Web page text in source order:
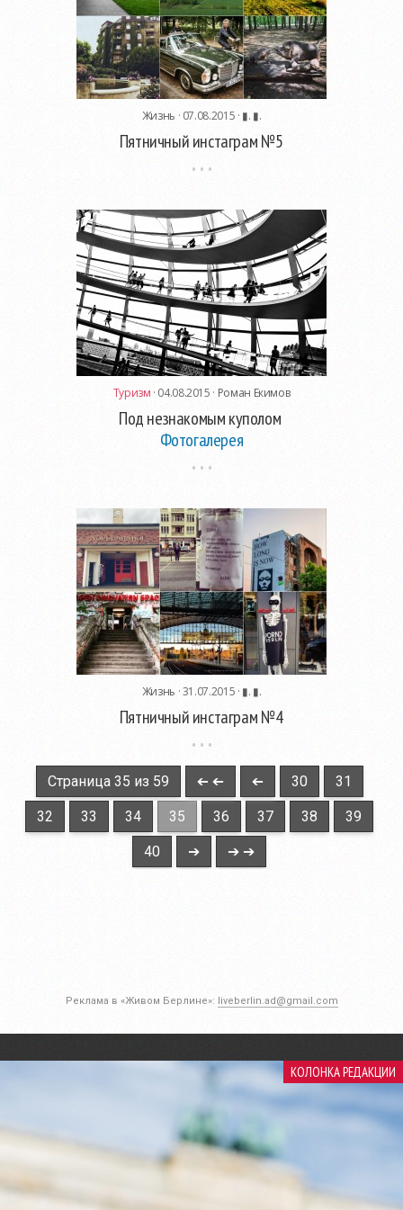
Жизнь · 07.08.2015 · ▮. ▮.
Пятничный инстаграм №5
Туризм · 04.08.2015 · Роман Екимов
Под незнакомым куполом
Фотогалерея
Жизнь · 31.07.2015 · ▮. ▮.
Пятничный инстаграм №4
Страница 35 из 59 ➔ ➔ ➔ 30 31
32 33 34 35 36 37 38 39
40 ➔ ➔ ➔
Реклама в «Живом Берлине»: liveberlin.ad@gmail.com
КОЛОНКА РЕДАКЦИИ